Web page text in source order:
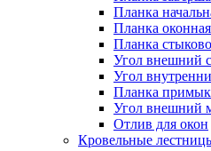
Планка
Планка оконная
Планка
Угол внешний
Угол
Планка
Угол внешний
Отлив для окон
Кровельные